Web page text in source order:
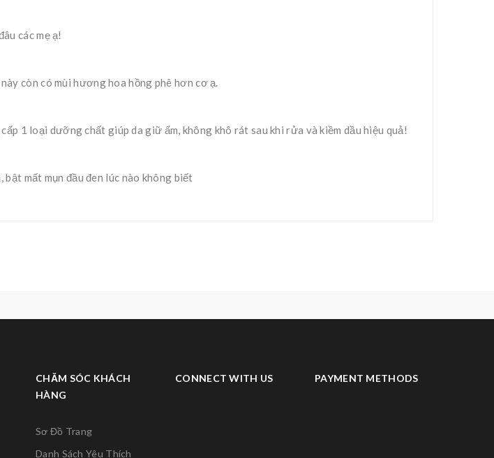
các mẹ ạ!
còn có mùi hương hoa hồng phê hơn cơ ạ.
1 loại dưỡng chất giúp da giữ ẩm, không khô rát sau khi rửa và kiềm dầu hiệu quả!
mất mụn đầu đen lúc nào không biết
CHĂM SÓC KHÁCH
HÀNG
Sơ Đồ Trang
Danh Sách Yêu Thích
CONNECT WITH US PAYMENT METHODS